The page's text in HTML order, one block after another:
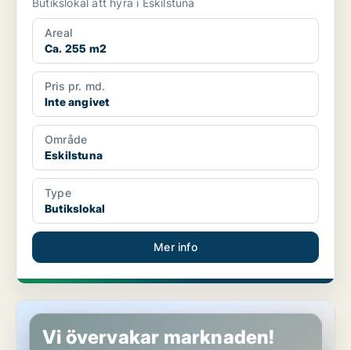
Butikslokal att hyra i Eskilstuna
Areal
Ca. 255 m2
Pris pr. md.
Inte angivet
Område
Eskilstuna
Type
Butikslokal
Mer info
Butikslokal i Eskilstuna
Vi övervakar marknaden!